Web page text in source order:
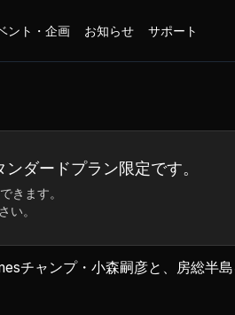
ント・企画 お知らせ サポート
ンダードプラン限定です。
きます。
い。
チャンプ・小森嗣彦と、房総半
しみましょう〜と笑う川島。